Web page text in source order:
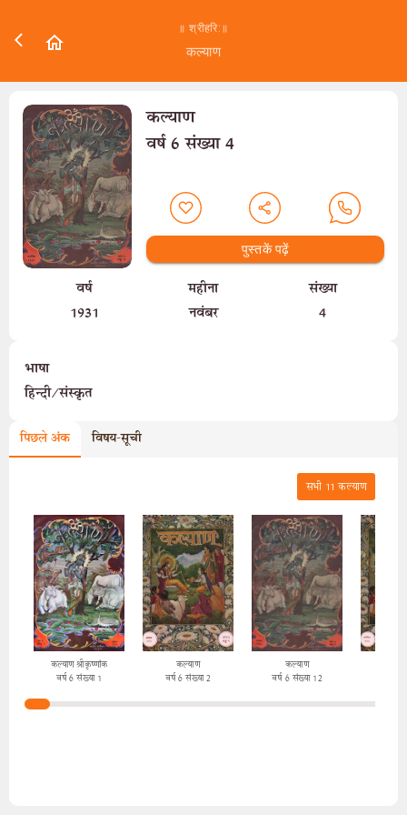
॥ श्रीहरि:॥
कल्याण
कल्याण
वर्ष 6 संख्या 4
पुस्तकें पढ़ें
वर्ष
1931
महीना
नवंबर
संख्या
4
भाषा
हिन्दी/संस्कृत
पिछले अंक विषय-सूची
सभी 11 कल्याण
कल्याण श्रीकृष्णांक
वर्ष 6 संख्या 1
कल्याण
वर्ष 6 संख्या 2
कल्याण
वर्ष 6 संख्या 12